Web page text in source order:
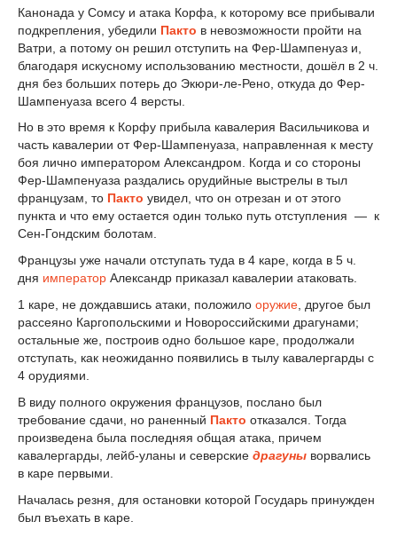
Канонада у Сомсу и атака Корфа, к которому все прибывали
подкрепления, убедили Пакто в невозможности пройти на
Ватри, а потому он решил отступить на Фер-Шампенуаз и,
благодаря искусному использованию местности, дошёл в 2 ч.
дня без больших потерь до Экюри-ле-Рено, откуда до Фер-
Шампенуаза всего 4 версты.
Но в это время к Корфу прибыла кавалерия Васильчикова и
часть кавалерии от Фер-Шампенуаза, направленная к месту
боя лично императором Александром. Когда и со стороны
Фер-Шампенуаза раздались орудийные выстрелы в тыл
французам, то Пакто увидел, что он отрезан и от этого
пункта и что ему остается один только путь отступления — к
Сен-Гондским болотам.
Французы уже начали отступать туда в 4 каре, когда в 5 ч.
дня император Александр приказал кавалерии атаковать.
1 каре, не дождавшись атаки, положило оружие , другое был
рассеяно Каргопольскими и Новороссийскими драгунами;
остальные же, построив одно большое каре, продолжали
отступать, как неожиданно появились в тылу кавалергарды с
4 орудиями.
В виду полного окружения французов, послано был
требование сдачи, но раненный Пакто отказался. Тогда
произведена была последняя общая атака, причем
кавалергарды, лейб-уланы и северские драгуны ворвались
в каре первыми.
Началась резня, для остановки которой Государь принужден
был въехать в каре.